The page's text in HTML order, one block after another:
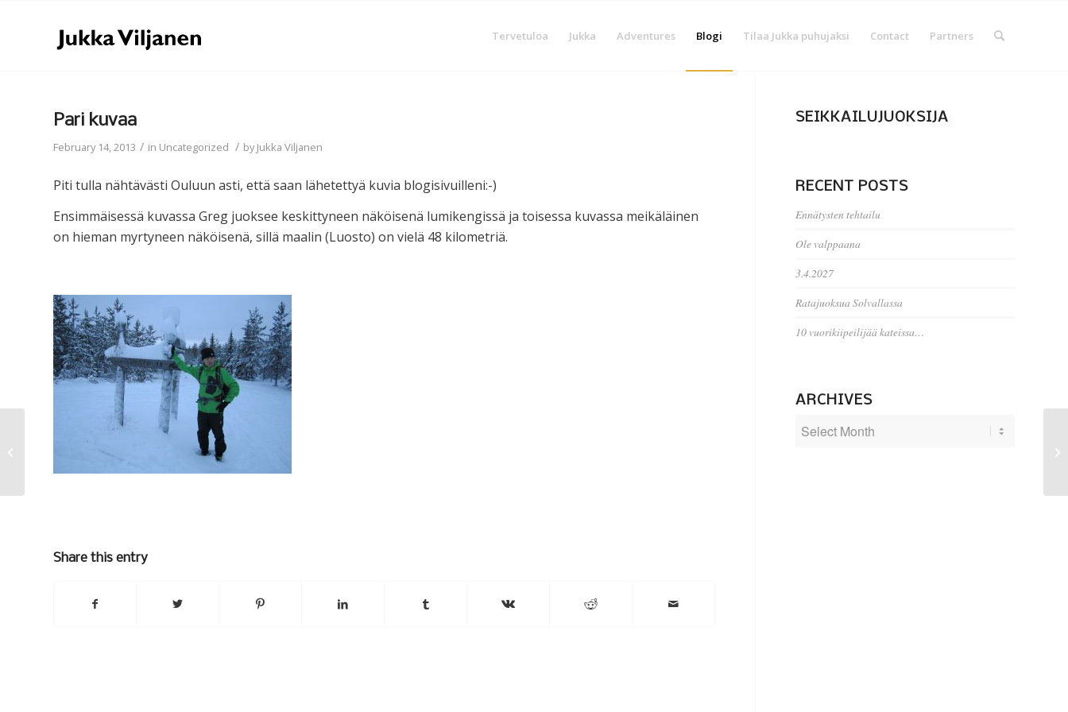
Tervetuloa Jukka Adventures Blogi Tilaa Jukka puhujaksi Contact Partners
Pari kuvaa
February 14, 2013 / in Uncategorized / byJukka Viljanen
Piti tulla nähtävästi Ouluun asti, että saan lähetettyä kuvia blogisivuilleni:-)
Ensimmäisessä kuvassa Greg juoksee keskittyneen näköisenä lumikengissä ja toisessa kuvassa meikäläinen
on hieman myrtyneen näköisenä, sillä maalin (Luosto) on vielä 48 kilometriä.
Share this entry
SEIKKAILUJUOKSIJA
RECENT POSTS
Ennätysten tehtailu
Ole valppaana
3.4.2027
Ratajuoksua Solvallassa
10 vuorikiipeilijää kateissa…
ARCHIVES